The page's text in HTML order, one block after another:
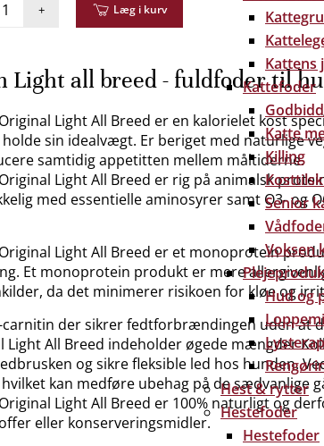
Kattens
Kattefoder
Katte
Killing
Senior
Voksen
Hud og
Hest & rytter
Hestefoder
Hestefoder
+ Læg i kurv
Light all breed - fuldfoder til
Light All Breed er en kalorielet kost
sin idealvægt. Er beriget med naturlige
samtidig appetitten mellem måltiderne.
Light All Breed er rig på animalsk
med essentielle aminosyrer samt O3- og
Original Light All Breed er et monoprotein
Et monoprotein produkt er mere
da det minimerer risikoen for kløe og
carnitin der sikrer fedtforbrændingen uden at
Light All Breed indeholder øgede mængder
og sikre fleksible led hos hunden.
kan medføre ubehag på de sædvanlige
Light All Breed er 100% naturligt og
eller konserveringsmidler.